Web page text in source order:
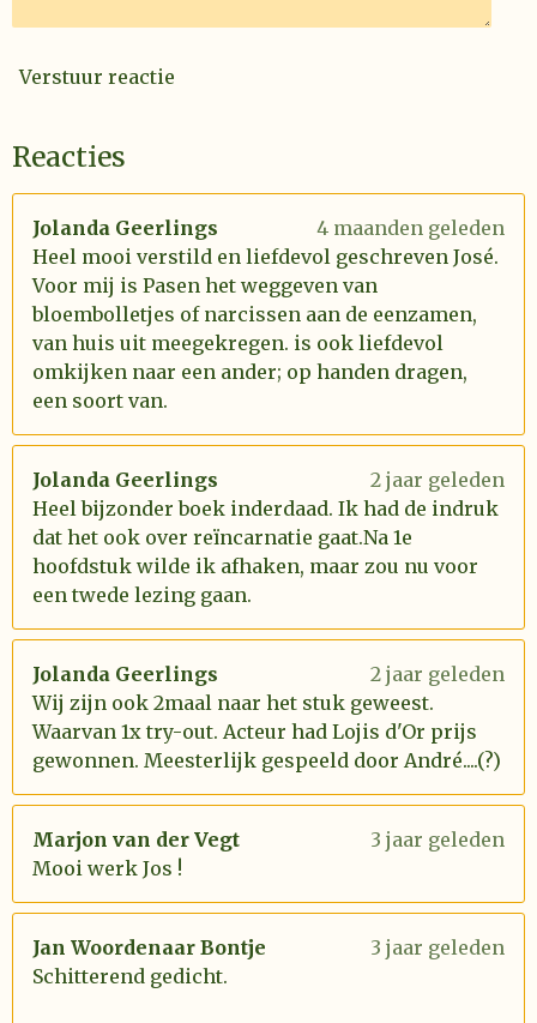
Verstuur reactie
Reacties
Jolanda Geerlings
4 maanden geleden
Heel mooi verstild en liefdevol geschreven José.
Voor mij is Pasen het weggeven van
bloembolletjes of narcissen aan de eenzamen,
van huis uit meegekregen. is ook liefdevol
omkijken naar een ander; op handen dragen,
een soort van.
Jolanda Geerlings
2 jaar geleden
Heel bijzonder boek inderdaad. Ik had de indruk
dat het ook over reïncarnatie gaat.Na 1e
hoofdstuk wilde ik afhaken, maar zou nu voor
een twede lezing gaan.
Jolanda Geerlings
2 jaar geleden
Wij zijn ook 2maal naar het stuk geweest.
Waarvan 1x try-out. Acteur had Lojis d'Or prijs
gewonnen. Meesterlijk gespeeld door André....(?)
Marjon van der Vegt
3 jaar geleden
Mooi werk Jos !
Jan Woordenaar Bontje
3 jaar geleden
Schitterend gedicht.